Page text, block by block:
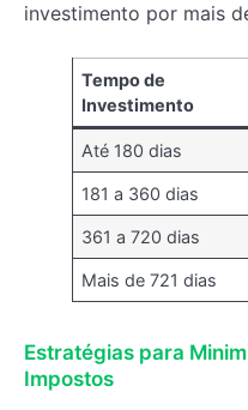
investimento por mais
Tempo de
Investimento
Até 180 dias
181 a 360 dias
361 a 720 dias
Mais de 721 dias
Estratégias para
Impostos